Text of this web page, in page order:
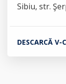
Sibiu, str.
DESCARCĂ V-